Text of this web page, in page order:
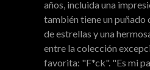
años, incluida una
también tiene un puñado
de estrellas y una
entre la colección
favorita: "F*ck". "Es mi